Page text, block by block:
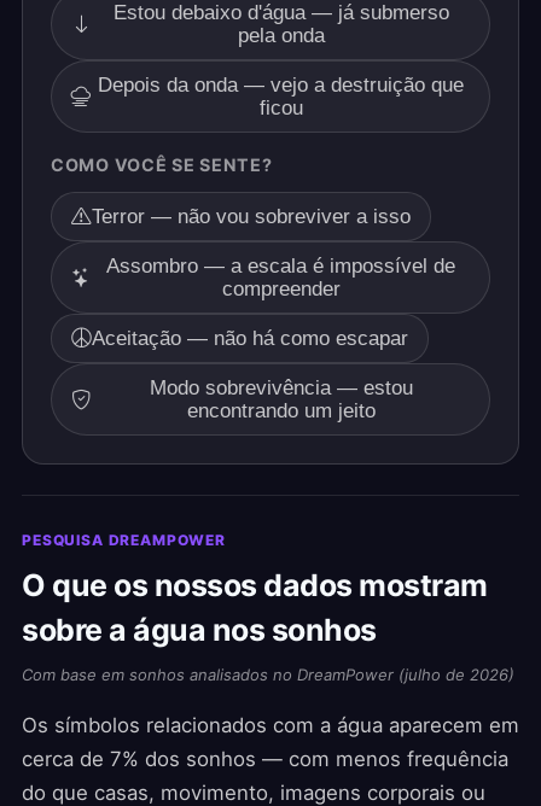
Estou debaixo d'água — já submerso
pela onda
Depois da onda — vejo a destruição que
ficou
COMO VOCÊ SE SENTE?
Terror — não vou sobreviver a isso
Assombro — a escala é impossível de
compreender
Aceitação — não há como escapar
Modo sobrevivência — estou
encontrando um jeito
PESQUISA DREAMPOWER
O que os nossos dados mostram
sobre a água nos sonhos
Com base em sonhos analisados no DreamPower (julho de 2026)
Os símbolos relacionados com a água aparecem em
cerca de 7% dos sonhos — com menos frequência
do que casas, movimento, imagens corporais ou